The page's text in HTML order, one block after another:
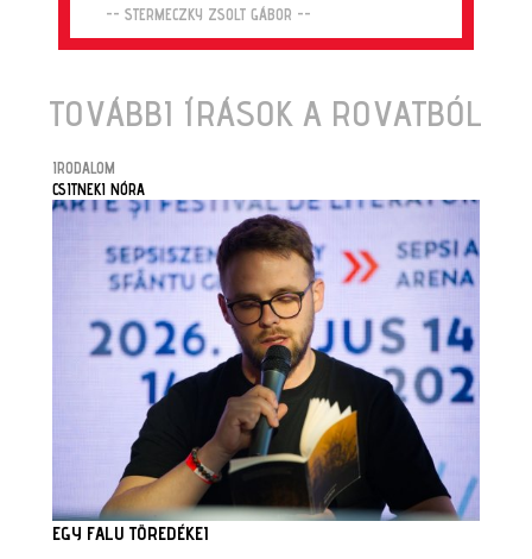
-- STERMECZKY ZSOLT GÁBOR --
TOVÁBBI ÍRÁSOK A ROVATBÓL
IRODALOM
CSITNEKI NÓRA
EGY FALU TÖREDÉKEI